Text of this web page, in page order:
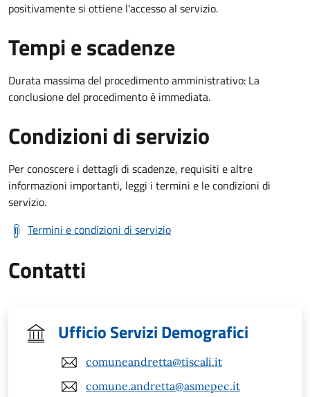
positivamente si ottiene l'accesso al servizio.
Tempi e scadenze
Durata massima del procedimento amministrativo: La
conclusione del procedimento è immediata.
Condizioni di servizio
Per conoscere i dettagli di scadenze, requisiti e altre
informazioni importanti, leggi i termini e le condizioni di
servizio.
Termini e condizioni di servizio
Contatti
Ufficio Servizi Demografici
comuneandretta@tiscali.it
comune.andretta@asmepec.it